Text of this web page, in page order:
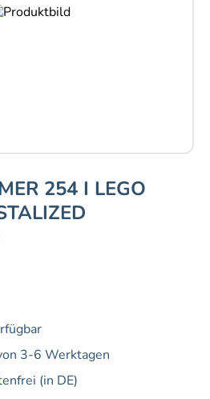
254 I LEGO
3-6 Werktagen
(in DE)